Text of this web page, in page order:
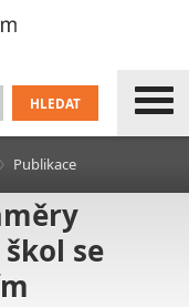
Publikace
se